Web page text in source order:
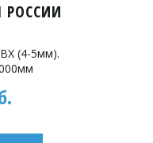
РОССИИ
(4-5мм).